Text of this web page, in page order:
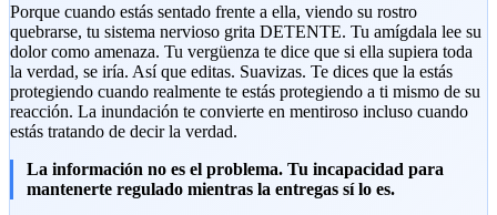
Porque cuando estás sentado frente a ella, viendo su rostro
quebrarse, tu sistema nervioso grita DETENTE. Tu amígdala lee su
dolor como amenaza. Tu vergüenza te dice que si ella supiera toda
la verdad, se iría. Así que editas. Suavizas. Te dices que la estás
protegiendo cuando realmente te estás protegiendo a ti mismo de su
reacción. La inundación te convierte en mentiroso incluso cuando
estás tratando de decir la verdad.
La información no es el problema. Tu incapacidad para
mantenerte regulado mientras la entregas sí lo es.